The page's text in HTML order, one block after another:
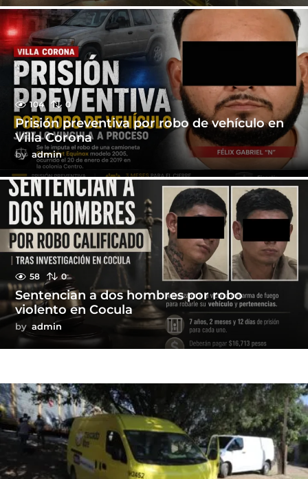
104 0
Prisión preventiva por robo de vehículo en
Villa Corona
by admin
58 0
Sentencian a dos hombres por robo
violento en Cocula
by admin